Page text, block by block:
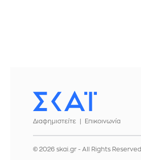
Διαφημιστείτε
Επικοινωνία
© 2026 skai.gr - All Rights Reserved